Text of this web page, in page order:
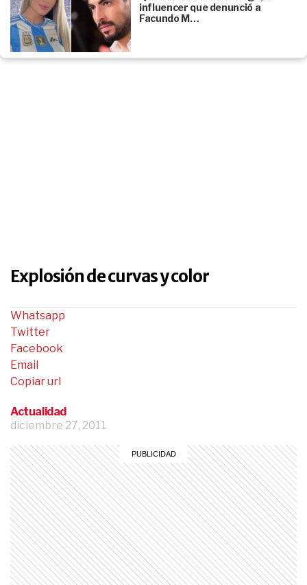
influencer que denunció a
Facundo M…
Explosión de curvas y color
Actualidad
diciembre 27, 2011
Whatsapp
Twitter
Facebook
Email
Copiar url